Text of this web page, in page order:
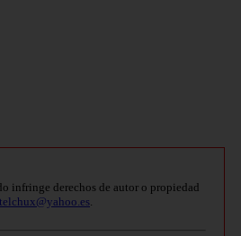
infringe derechos de autor o propiedad
.